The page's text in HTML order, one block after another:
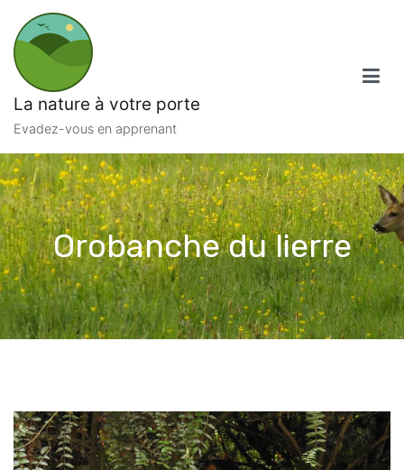
contenu
La nature à votre porte
Evadez-vous en apprenant
Orobanche du lierre